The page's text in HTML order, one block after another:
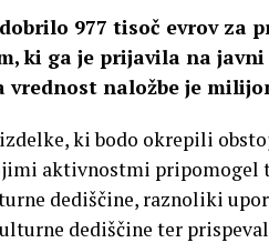
977 tisoč evrov za
ki ga je prijavila na
vrednost naložbe je
ki bodo okrepili
aktivnostmi pripomogel
dediščine, raznoliki
dediščine ter